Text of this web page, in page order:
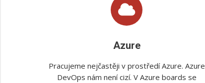
Azure
Pracujeme nejčastěji v prostředí Azure. Azure
DevOps nám není cizí. V Azure boards se